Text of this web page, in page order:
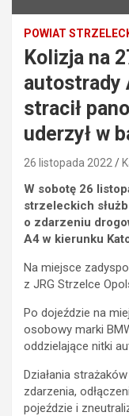
POWIAT
Kolizja na
autostrady
stracił
uderzył w
26 listopada 2022
W sobotę 26
strzeleckich
o zdarzeniu
A4 w kierunku
Na miejsce
z JRG Strzelce
Po dojeździe na
osobowy marki
oddzielające nitki
Działania
zdarzenia,
pojeździe i